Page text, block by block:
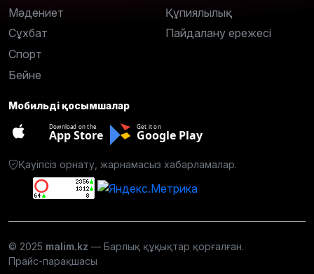
Мәдениет
Сұхбат
Спорт
Бейне
Құпиялылық
Пайдалану ережесі
Мобильді қосымшалар
Download on the
App Store
Get it on
Google Play
Қауіпсіз орнату, жарнамасыз хабарламалар.
© 2025 malim.kz — Барлық құқықтар қорғалған.
Прайс-парақшасы